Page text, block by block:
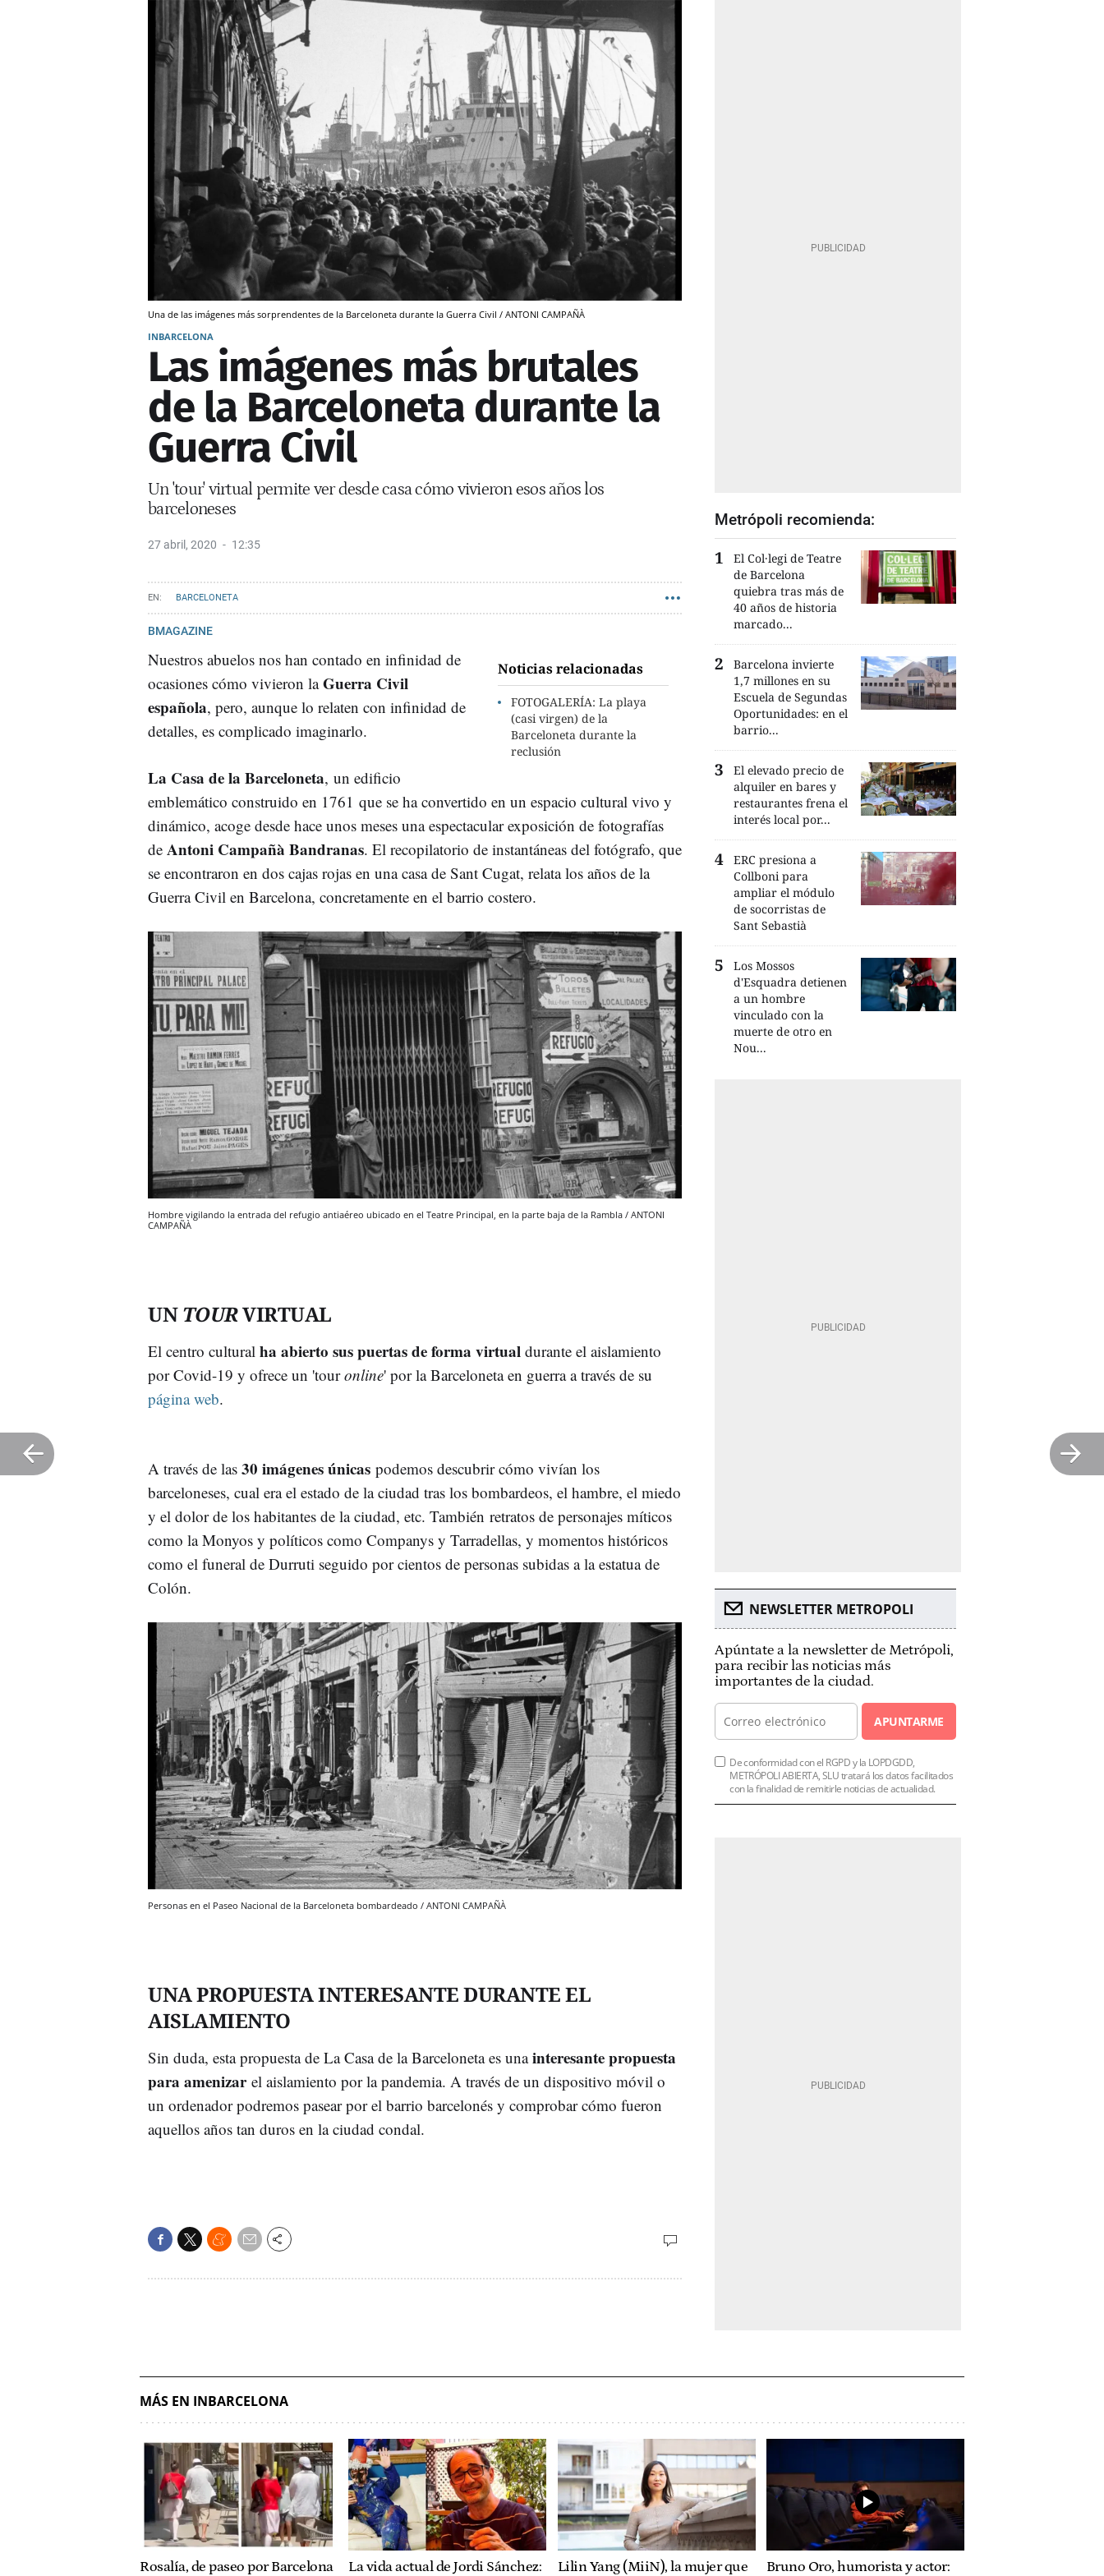
Una de las imágenes más sorprendentes de la Barceloneta durante la Guerra Civil / ANTONI CAMPAÑÀ
INBARCELONA
Las imágenes más brutales
de la Barceloneta durante la
Guerra Civil
Un 'tour' virtual permite ver desde casa cómo vivieron esos años los
barceloneses
27 abril, 2020 12:35
BARCELONETA
BMAGAZINE
Noticias relacionadas
FOTOGALERÍA: La playa
(casi virgen) de la
Barceloneta durante la
reclusión
Nuestros abuelos nos han contado en infinidad de
ocasiones cómo vivieron laGuerra Civil
española, pero, aunque lo relaten con infinidad de
detalles, es complicado imaginarlo.
La Casa de la Barceloneta, un edificio
emblemático construido en 1761 que se ha convertido en un espacio cultural vivo y
dinámico, acoge desde hace unos meses una espectacular exposición de fotografías
de Antoni Campañà Bandranas. El recopilatorio de instantáneas del fotógrafo, que
se encontraron en dos cajas rojas en una casa de Sant Cugat, relata los años de la
Guerra Civil en Barcelona, concretamente en el barrio costero.
Hombre vigilando la entrada del refugio antiaéreo ubicado en el Teatre Principal, en la parte baja de la Rambla / ANTONI
CAMPAÑÀ
UNTOURVIRTUAL
El centro cultural ha abierto sus puertas de forma virtual durante el aislamiento
por Covid-19 y ofrece un 'touronline' por la Barceloneta en guerra a través de su
página web.
A través de las 30 imágenes únicas podemos descubrir cómo vivían los
barceloneses, cual era el estado de la ciudad tras los bombardeos, el hambre, el miedo
y el dolor de los habitantes de la ciudad, etc. También retratos de personajes míticos
como la Monyos y políticos como Companys y Tarradellas, y momentos históricos
como el funeral de Durruti seguido por cientos de personas subidas a la estatua de
Colón.
Personas en el Paseo Nacional de la Barceloneta bombardeado / ANTONI CAMPAÑÀ
UNA PROPUESTA INTERESANTE DURANTE EL
AISLAMIENTO
Sin duda, esta propuesta de La Casa de la Barceloneta es unainteresante propuesta
para amenizar el aislamiento por la pandemia. A través de un dispositivo móvil o
un ordenador podremos pasear por el barrio barcelonés y comprobar cómo fueron
aquellos años tan duros en la ciudad condal.
Metrópoli recomienda:
El Col·legi de Teatre
de Barcelona
quiebra tras más de
40 años de historia
marcado...
Barcelona invierte
1,7 millones en su
Escuela de Segundas
Oportunidades: en el
barrio...
El elevado precio de
alquiler en bares y
restaurantes frena el
interés local por...
ERC presiona a
Collboni para
ampliar el módulo
de socorristas de
Sant Sebastià
Los Mossos
d'Esquadra detienen
a un hombre
vinculado con la
muerte de otro en
Nou...
NEWSLETTER METROPOLI
Apúntate a la newsletter de Metrópoli,
para recibir las noticias más
importantes de la ciudad.
APUNTARME
De conformidad con el RGPD y la LOPDGDD,
METRÓPOLI ABIERTA, SLU tratará los datos facilitados
con la finalidad de remitirle noticias de actualidad.
MÁS EN INBARCELONA
Rosalía, de paseo por Barcelona
La vida actual de Jordi Sánchez:
Lilin Yang (MiiN), la mujer que
Bruno Oro, humorista y actor: